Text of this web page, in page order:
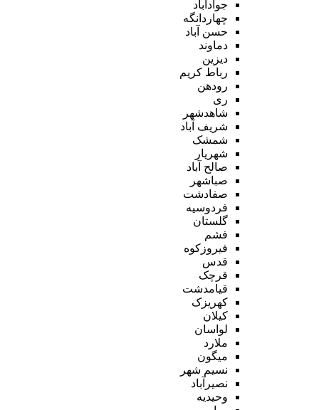
جوادآباد
چهاردانگه
حسن آباد
دماوند
دیزین
رباط کریم
رودهن
ری
شاهدشهر
شریف آباد
شمشک
شهریار
صالح آباد
صباشهر
صفادشت
فردوسیه
گلستان
فشم
فیروزکوه
قدس
قرچک
قیامدشت
کهریزک
کیلان
لواسان
ملارد
میگون
نسیم شهر
نصیرآباد
وحیدیه